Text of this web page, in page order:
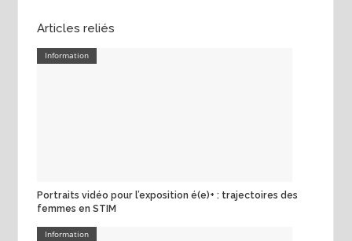
Articles reliés
Information
Portraits vidéo pour l’exposition é(e)+ : trajectoires des
femmes en STIM
Information